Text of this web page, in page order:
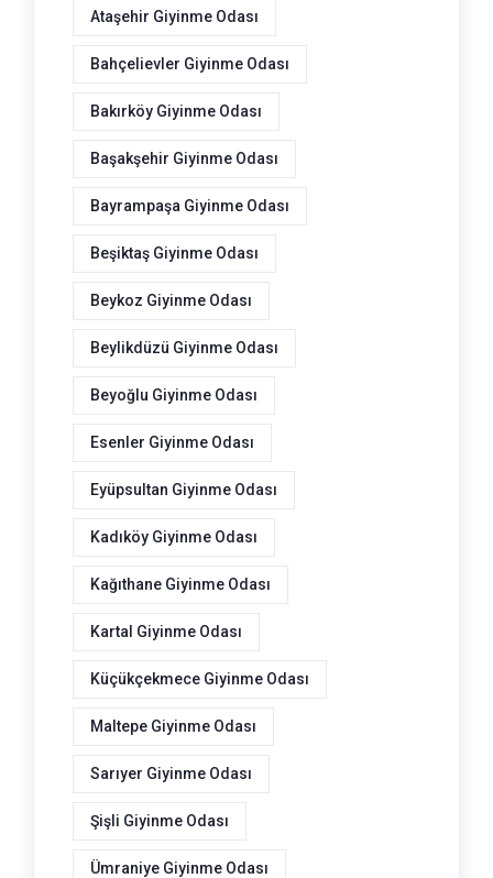
Ataşehir Giyinme Odası
Bahçelievler Giyinme Odası
Bakırköy Giyinme Odası
Başakşehir Giyinme Odası
Bayrampaşa Giyinme Odası
Beşiktaş Giyinme Odası
Beykoz Giyinme Odası
Beylikdüzü Giyinme Odası
Beyoğlu Giyinme Odası
Esenler Giyinme Odası
Eyüpsultan Giyinme Odası
Kadıköy Giyinme Odası
Kağıthane Giyinme Odası
Kartal Giyinme Odası
Küçükçekmece Giyinme Odası
Maltepe Giyinme Odası
Sarıyer Giyinme Odası
Şişli Giyinme Odası
Ümraniye Giyinme Odası